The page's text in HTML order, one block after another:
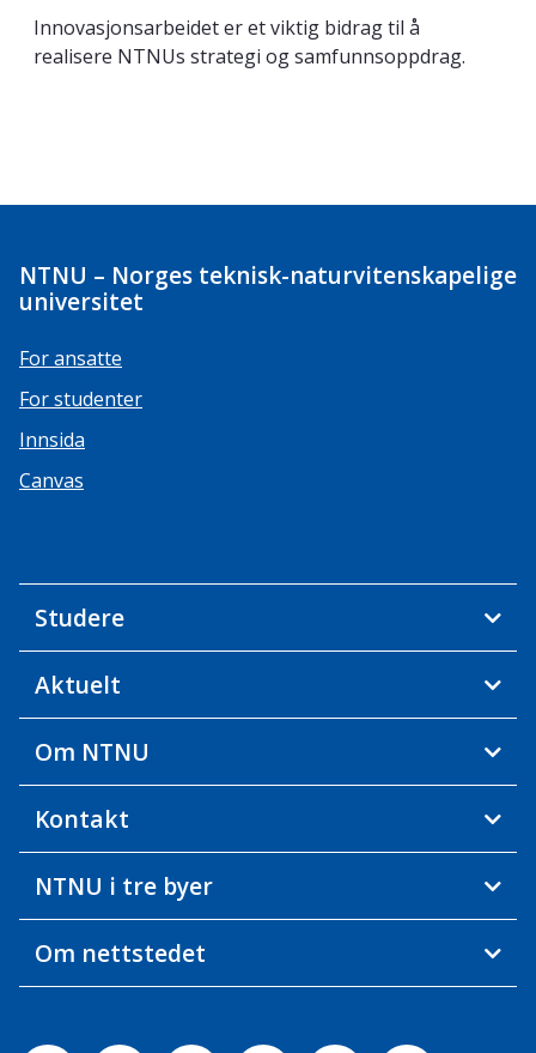
Innovasjonsarbeidet er et viktig bidrag til å
realisere NTNUs strategi og samfunnsoppdrag.
NTNU – Norges teknisk-naturvitenskapelige
universitet
For ansatte
For studenter
Innsida
Canvas
Studere
Aktuelt
Om NTNU
Kontakt
NTNU i tre byer
Om nettstedet